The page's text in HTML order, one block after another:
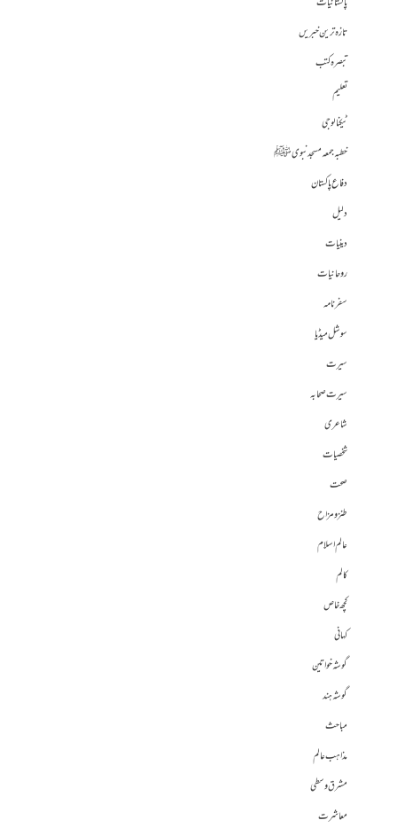
تازہ ترین خبریں
تبصرہ کتب
تعلیم
ٹیکنالوجی
خطبہ جمعہ مسجد نبوی ﷺ
دفاع پاکستان
دلیل
دینیات
روحانیات
سفرنامہ
سوشل میڈیا
سیرت
سیرت صحابہ
شاعری
شخصیات
صحت
طنز و مزاح
عالم اسلام
کالم
کچھ خاص
کہانی
گوشہ خواتین
گوشہ ہند
مباحث
مذاہب عالم
مشرق وسطی
معاشرت